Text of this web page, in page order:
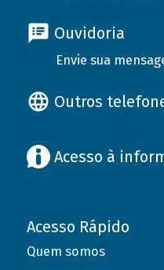
Ouvidoria
Envie sua
Outros
Acesso à
Acesso Rápido
Quem somos